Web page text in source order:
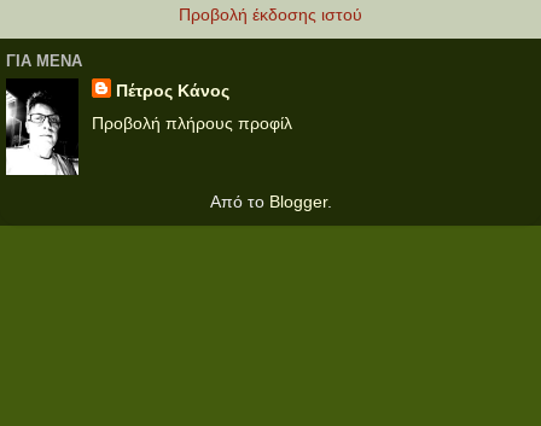
Προβολή έκδοσης ιστού
ΓΙΑ ΜΕΝΑ
Πέτρος Κάνος
Προβολή πλήρους προφίλ
Από το Blogger.